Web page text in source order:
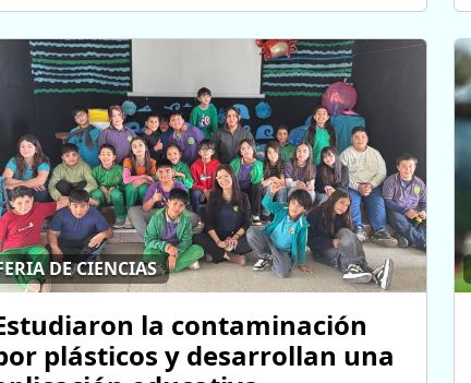
DE CIENCIAS
la contaminación
plásticos y desarrollan una